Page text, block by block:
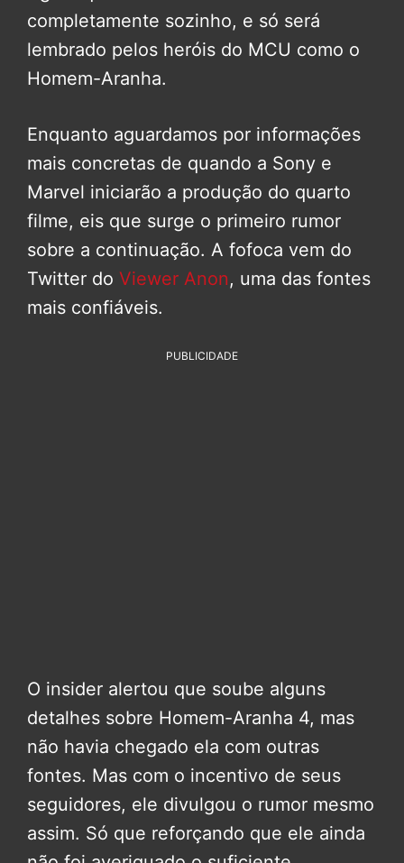
completamente sozinho, e só será
lembrado pelos heróis do MCU como o
Homem-Aranha.
Enquanto aguardamos por informações
mais concretas de quando a Sony e
Marvel iniciarão a produção do quarto
filme, eis que surge o primeiro rumor
sobre a continuação. A fofoca vem do
Twitter do Viewer Anon, uma das fontes
mais confiáveis.
PUBLICIDADE
O insider alertou que soube alguns
detalhes sobre Homem-Aranha 4, mas
não havia chegado ela com outras
fontes. Mas com o incentivo de seus
seguidores, ele divulgou o rumor mesmo
assim. Só que reforçando que ele ainda